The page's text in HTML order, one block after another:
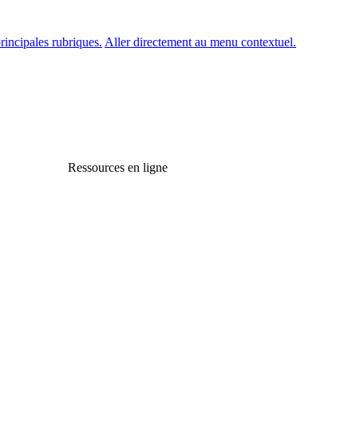
rubriques. Aller directement au menu contextuel.
Ressources en ligne